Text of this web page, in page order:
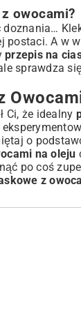
owocami?
postaci. A w
przepis na
sprawdza
Ci, że idealny
o
na oleju
po coś
z